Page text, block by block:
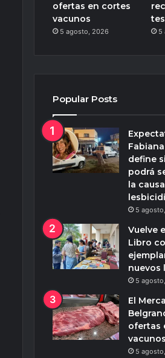
ofertas en cortes
vacunos
5 agosto, 2026 5
Popular Posts
define
podrá
la
5
Vuelve
Libro
nuevos
5
El
ofertas
vacunos
5